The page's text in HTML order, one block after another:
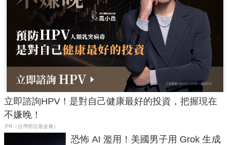
立即諮詢HPV！是對自己健康最好的投資，把握現在
不嫌晚！
PR（台灣癌症基金會）
恐怖 AI 濫用！美國男子用 Grok 生成